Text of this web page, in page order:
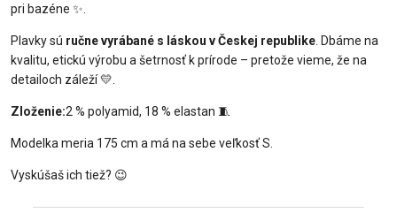
pri bazéne ✨
Plavky sú ručne vyrábané s láskou v Českej republike . Dbáme na
kvalitu, etickú výrobu a šetrnosť k prírode – pretože vieme, že na
detailoch záleží💛
Zloženie:2 % polyamid, 18 % elastan 🧵
Modelka meria 175 cm a má na sebe veľkosť S.
Vyskúšaš ich tiež? 😉